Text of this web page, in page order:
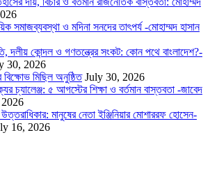
সমাজব্যবস্থা ও মদিনা সনদের তাৎপর্য -মোহাম্মদ হাসান
দলীয় কোন্দল ও গণতন্ত্রের সংকট: কোন পথে বাংলাদেশ?-
30, 2026
বিক্ষোভ মিছিল অনুষ্ঠিত July 30, 2026
চ্যালেঞ্জ: ৫ আগস্টের শিক্ষা ও বর্তমান বাস্তবতা -জাবেদ
মানুষের নেতা ইঞ্জিনিয়ার মোশাররফ হোসেন-
16, 2026